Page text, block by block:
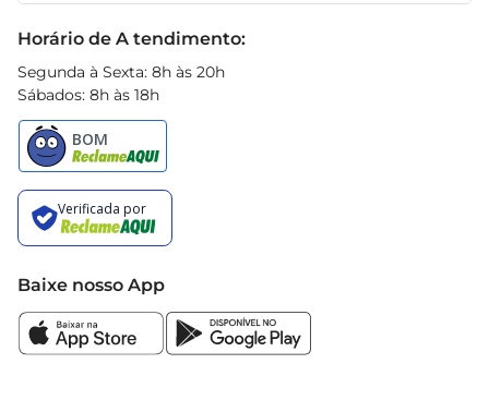
inovação, você pode ter a certeza de que está
oferecendo o melhor para você e sua família.
Aproveite a cremosidade e o gosto inconfundível
do morango em cada porção
Horário de A tendimento:
Segunda à Sexta: 8h às 20h
Sábados: 8h às 18h
Baixe nosso App